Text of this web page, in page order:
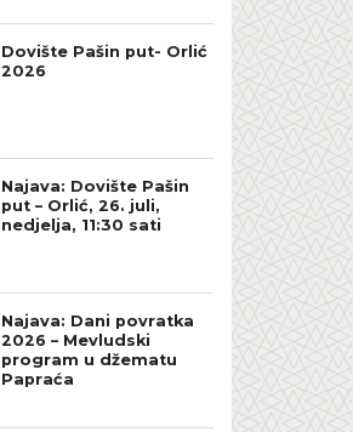
Dovište Pašin put- Orlić
2026
Najava: Dovište Pašin
put – Orlić, 26. juli,
nedjelja, 11:30 sati
Najava: Dani povratka
2026 – Mevludski
program u džematu
Papraća